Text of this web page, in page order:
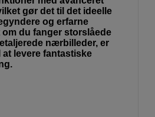
gør det til det ideelle
og erfarne
du fanger storslåede
nærbilleder, er
at levere fantastiske